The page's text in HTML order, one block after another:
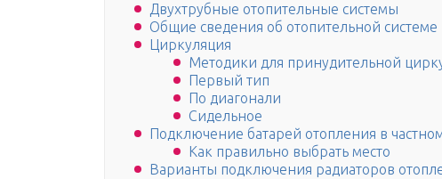
Двухтрубные отопительные системы
Общие сведения об отопительной системе
Циркуляция
Методики для принудительной
Первый тип
По диагонали
Сидельное
Подключение батарей отопления в
Как правильно выбрать место
Варианты подключения радиаторов